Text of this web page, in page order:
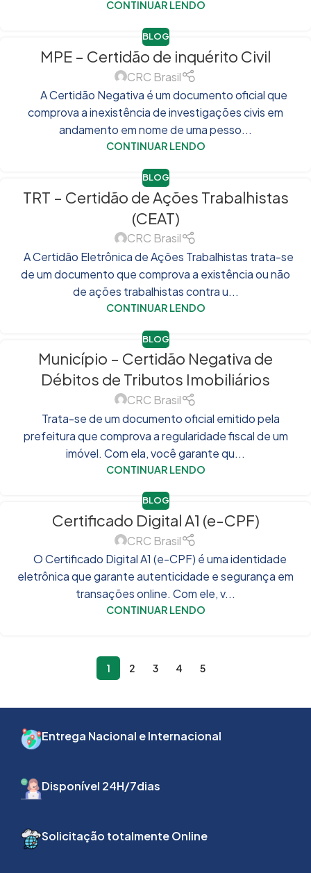
CONTINUAR LENDO
BLOG
MPE – Certidão de inquérito Civil
CRC Brasil
A Certidão Negativa é um documento oficial que
comprova a inexistência de investigações civis em
andamento em nome de uma pesso...
CONTINUAR LENDO
BLOG
TRT – Certidão de Ações Trabalhistas
(CEAT)
CRC Brasil
A Certidão Eletrônica de Ações Trabalhistas trata-se
de um documento que comprova a existência ou não
de ações trabalhistas contra u...
CONTINUAR LENDO
BLOG
Município – Certidão Negativa de
Débitos de Tributos Imobiliários
CRC Brasil
Trata-se de um documento oficial emitido pela
prefeitura que comprova a regularidade fiscal de um
imóvel. Com ela, você garante qu...
CONTINUAR LENDO
BLOG
Certificado Digital A1 (e-CPF)
CRC Brasil
O Certificado Digital A1 (e-CPF) é uma identidade
eletrônica que garante autenticidade e segurança em
transações online. Com ele, v...
CONTINUAR LENDO
1 2 3 4 5
Entrega Nacional e Internacional
Disponível 24H/7dias
Solicitação totalmente Online